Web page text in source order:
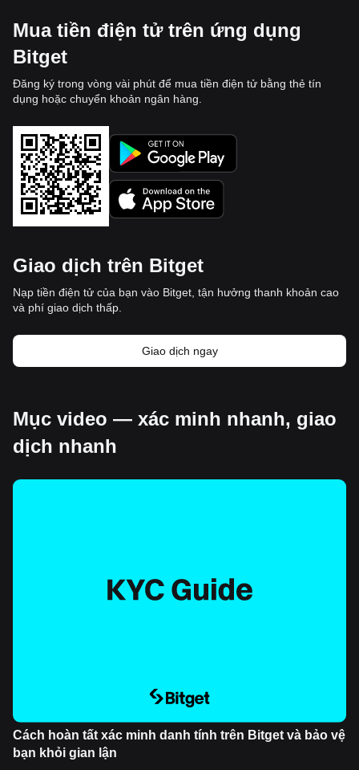
Mua tiền điện tử trên ứng dụng
Bitget
Đăng ký trong vòng vài phút để mua tiền điện tử bằng thẻ tín
dụng hoặc chuyển khoản ngân hàng.
Giao dịch trên Bitget
Nạp tiền điện tử của bạn vào Bitget, tận hưởng thanh khoản cao
và phí giao dịch thấp.
Giao dịch ngay
Mục video — xác minh nhanh, giao
dịch nhanh
Cách hoàn tất xác minh danh tính trên Bitget và bảo vệ
bạn khỏi gian lận